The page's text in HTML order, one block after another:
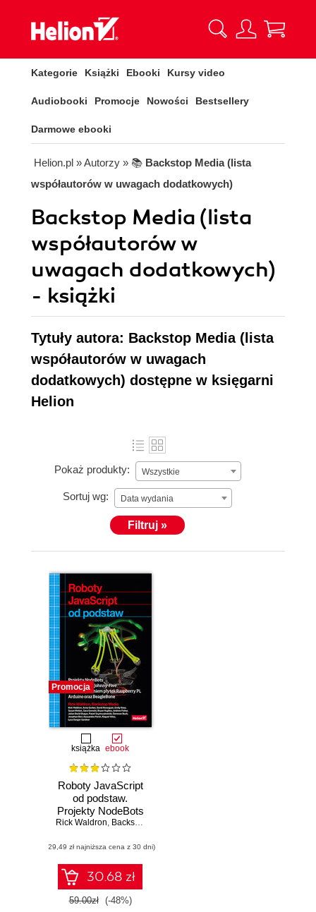
Kategorie Książki Ebooki Kursy video
Audiobooki Promocje Nowości Bestsellery
Darmowe ebooki
Helion.pl » Autorzy » 📚 Backstop Media (lista
współautorów w uwagach dodatkowych)
Backstop Media (lista
współautorów w
uwagach dodatkowych)
- książki
Tytuły autora: Backstop Media (lista
współautorów w uwagach
dodatkowych) dostępne w księgarni
Helion
Pokaż produkty: Wszystkie
Sortuj wg: Data wydania
Filtruj »
Promocja
książka ebook
Roboty JavaScript
od podstaw.
Projekty NodeBots
dla platformy
wykorzystaniem
płytek Raspberry
Pi, Arduino oraz
BeagleBone
Rick Waldron, Backstop Media (lista współautorów w uwagach dodatkowych)
(29,49 zł najniższa cena z 30 dni)
30.68 zł
59.00zł (-48%)